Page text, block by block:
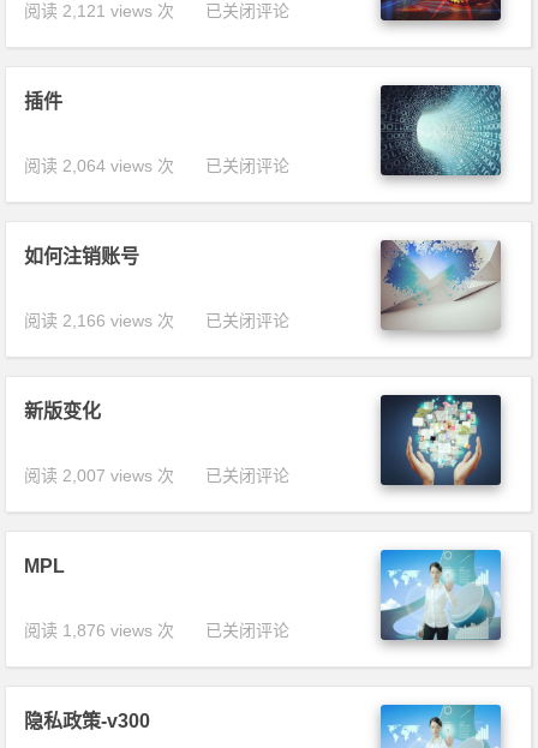
阅读 2,121 views 次 版本说明
已关闭评论
插件
阅读 2,064 views 次 插件
已关闭评论
如何注销账号
阅读 2,166 views 次
如何注销账
已关闭评论
新版变化
阅读 2,007 views 次 新版变化
已关闭评论
MPL
阅读 1,876 views 次 MPL
已关闭评论
隐私政策-v300